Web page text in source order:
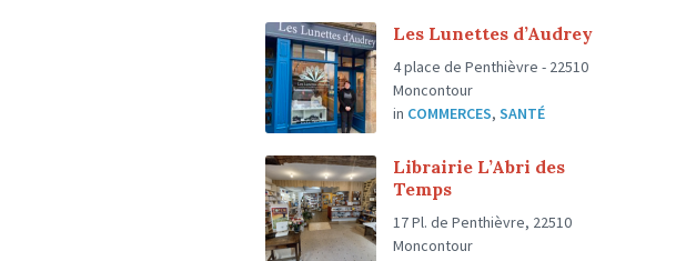
Les Lunettes d’Audrey
4 place de Penthièvre - 22510
Moncontour
in COMMERCES,SANTÉ
Librairie L’Abri des
Temps
17 Pl. de Penthièvre, 22510
Moncontour